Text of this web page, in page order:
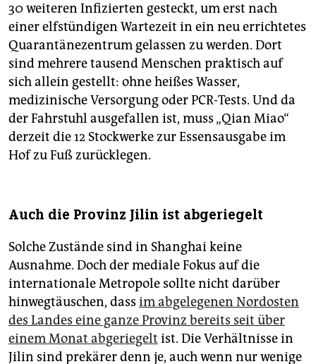
30 weiteren Infizierten gesteckt, um erst nach
einer elfstündigen Wartezeit in ein neu errichtetes
Quarantänezentrum gelassen zu werden. Dort
sind mehrere tausend Menschen praktisch auf
sich allein gestellt: ohne heißes Wasser,
medizinische Versorgung oder PCR-Tests. Und da
der Fahrstuhl ausgefallen ist, muss „Qian Miao“
derzeit die 12 Stockwerke zur Essensausgabe im
Hof zu Fuß zurücklegen.
Auch die Provinz Jilin ist abgeriegelt
Solche Zustände sind in Shanghai keine
Ausnahme. Doch der mediale Fokus auf die
internationale Metropole sollte nicht darüber
hinwegtäuschen, dass im abgelegenen Nordosten
des Landes eine ganze Provinz bereits seit über
einem Monat abgeriegelt ist. Die Verhältnisse in
Jilin sind prekärer denn je, auch wenn nur wenige